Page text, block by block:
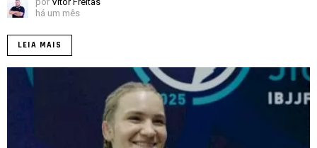
há um mês
LEIA MAIS